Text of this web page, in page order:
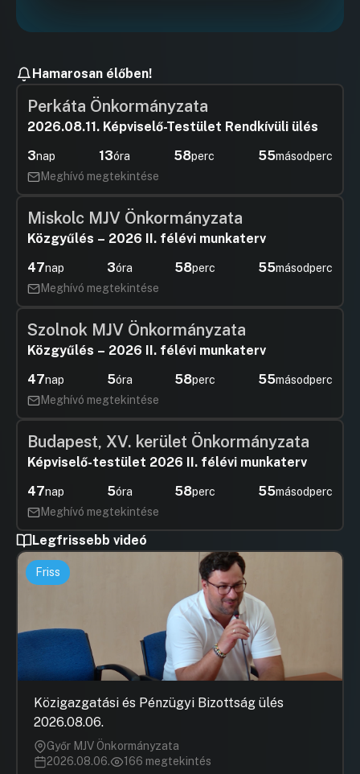
Hamarosan élőben!
Perkáta Önkormányzata
2026.08.11. Képviselő-Testület Rendkívüli ülés
3nap 13óra 58perc 55másodperc
Meghívó megtekintése
Miskolc MJV Önkormányzata
Közgyűlés – 2026 II. félévi munkaterv
47nap 3óra 58perc 55másodperc
Meghívó megtekintése
Szolnok MJV Önkormányzata
Közgyűlés – 2026 II. félévi munkaterv
47nap 5óra 58perc 55másodperc
Meghívó megtekintése
Budapest, XV. kerület Önkormányzata
Képviselő-testület 2026 II. félévi munkaterv
47nap 5óra 58perc 55másodperc
Meghívó megtekintése
Legfrissebb videó
Friss
Közigazgatási és Pénzügyi Bizottság ülés
2026.08.06.
Győr MJV Önkormányzata
2026.08.06.
166 megtekintés